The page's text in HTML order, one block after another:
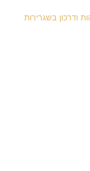
ודרכון בשגרירות